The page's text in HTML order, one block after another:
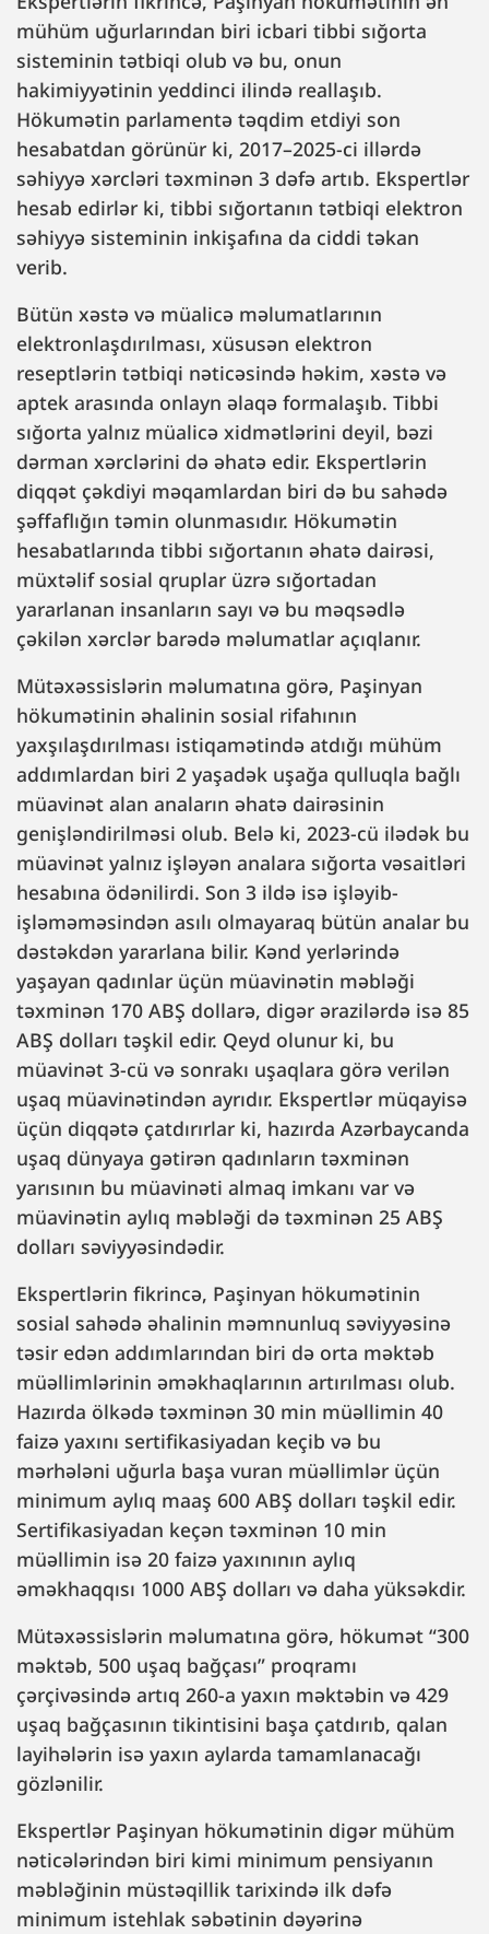
mühüm uğurlarından biri icbari tibbi sığorta
sisteminin tətbiqi olub və bu, onun
hakimiyyətinin yeddinci ilində reallaşıb.
Hökumətin parlamentə təqdim etdiyi son
hesabatdan görünür ki, 2017–2025-ci illərdə
səhiyyə xərcləri təxminən 3 dəfə artıb. Ekspertlər
hesab edirlər ki, tibbi sığortanın tətbiqi elektron
səhiyyə sisteminin inkişafına da ciddi təkan
verib.
Bütün xəstə və müalicə məlumatlarının
elektronlaşdırılması, xüsusən elektron
reseptlərin tətbiqi nəticəsində həkim, xəstə və
aptek arasında onlayn əlaqə formalaşıb. Tibbi
sığorta yalnız müalicə xidmətlərini deyil, bəzi
dərman xərclərini də əhatə edir. Ekspertlərin
diqqət çəkdiyi məqamlardan biri də bu sahədə
şəffaflığın təmin olunmasıdır. Hökumətin
hesabatlarında tibbi sığortanın əhatə dairəsi,
müxtəlif sosial qruplar üzrə sığortadan
yararlanan insanların sayı və bu məqsədlə
çəkilən xərclər barədə məlumatlar açıqlanır.
Mütəxəssislərin məlumatına görə, Paşinyan
hökumətinin əhalinin sosial rifahının
yaxşılaşdırılması istiqamətində atdığı mühüm
addımlardan biri 2 yaşadək uşağa qulluqla bağlı
müavinət alan anaların əhatə dairəsinin
genişləndirilməsi olub. Belə ki, 2023-cü ilədək bu
müavinət yalnız işləyən analara sığorta vəsaitləri
hesabına ödənilirdi. Son 3 ildə isə işləyib-
işləməməsindən asılı olmayaraq bütün analar bu
dəstəkdən yararlana bilir. Kənd yerlərində
yaşayan qadınlar üçün müavinətin məbləği
təxminən 170 ABŞ dollarə, digər ərazilərdə isə 85
ABŞ dolları təşkil edir. Qeyd olunur ki, bu
müavinət 3-cü və sonrakı uşaqlara görə verilən
uşaq müavinətindən ayrıdır. Ekspertlər müqayisə
üçün diqqətə çatdırırlar ki, hazırda Azərbaycanda
uşaq dünyaya gətirən qadınların təxminən
yarısının bu müavinəti almaq imkanı var və
müavinətin aylıq məbləği də təxminən 25 ABŞ
dolları səviyyəsindədir.
Ekspertlərin fikrincə, Paşinyan hökumətinin
sosial sahədə əhalinin məmnunluq səviyyəsinə
təsir edən addımlarından biri də orta məktəb
müəllimlərinin əməkhaqlarının artırılması olub.
Hazırda ölkədə təxminən 30 min müəllimin 40
faizə yaxını sertifikasiyadan keçib və bu
mərhələni uğurla başa vuran müəllimlər üçün
minimum aylıq maaş 600 ABŞ dolları təşkil edir.
Sertifikasiyadan keçən təxminən 10 min
müəllimin isə 20 faizə yaxınının aylıq
əməkhaqqısı 1000 ABŞ dolları və daha yüksəkdir.
Mütəxəssislərin məlumatına görə, hökumət “300
məktəb, 500 uşaq bağçası” proqramı
çərçivəsində artıq 260-a yaxın məktəbin və 429
uşaq bağçasının tikintisini başa çatdırıb, qalan
layihələrin isə yaxın aylarda tamamlanacağı
gözlənilir.
Ekspertlər Paşinyan hökumətinin digər mühüm
nəticələrindən biri kimi minimum pensiyanın
məbləğinin müstəqillik tarixində ilk dəfə
minimum istehlak səbətinin dəyərinə